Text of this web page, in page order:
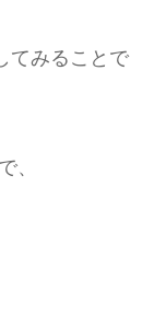
てみることで
、